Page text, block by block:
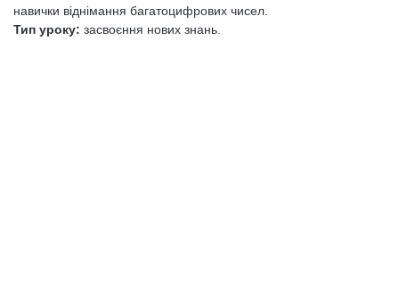
навички віднімання багатоцифрових чисел.
Тип уроку: засвоєння нових знань.